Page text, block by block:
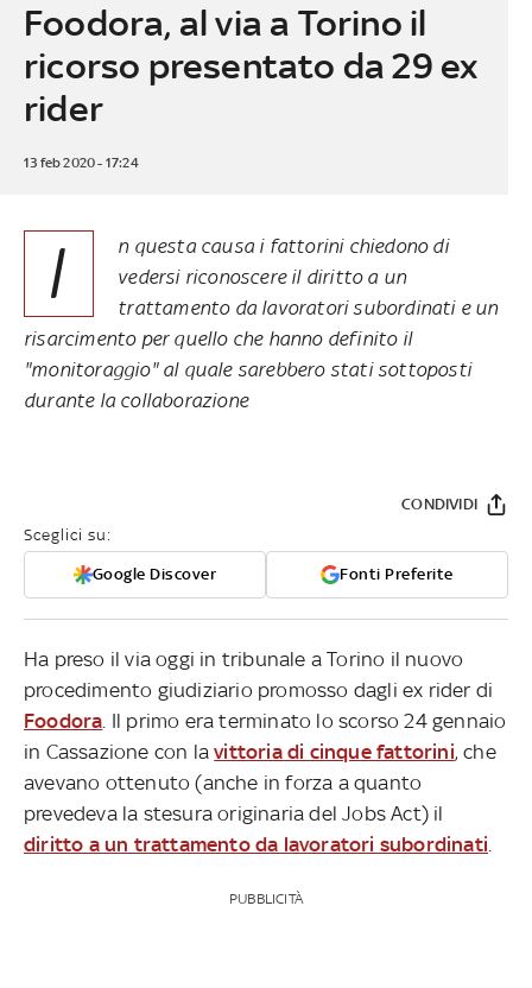
Foodora, al via a Torino il
ricorso presentato da 29 ex
rider
13 feb 2020 - 17:24
I
n questa causa i fattorini chiedono di
vedersi riconoscere il diritto a un
trattamento da lavoratori subordinati e un
risarcimento per quello che hanno definito il
"monitoraggio" al quale sarebbero stati sottoposti
durante la collaborazione
Sceglici su:
Google Discover Fonti Preferite
CONDIVIDI
Ha preso il via oggi in tribunale a Torino il nuovo
procedimento giudiziario promosso dagli ex rider di
Foodora . Il primo era terminato lo scorso 24 gennaio
in Cassazione con lavittoria di cinque fattorini, che
avevano ottenuto (anche in forza a quanto
prevedeva la stesura originaria del Jobs Act) il
diritto a un trattamento da lavoratori subordinati
PUBBLICITÀ